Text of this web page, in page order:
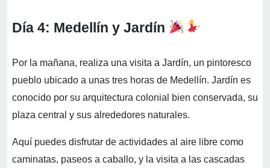
Día 4: Medellín y Jardín
Por la mañana, realiza una visita a Jardín, un pintoresco
pueblo ubicado a unas tres horas de Medellín. Jardín es
conocido por su arquitectura colonial bien conservada, su
plaza central y sus alrededores naturales.
Aquí puedes disfrutar de actividades al aire libre como
caminatas, paseos a caballo, y la visita a las cascadas